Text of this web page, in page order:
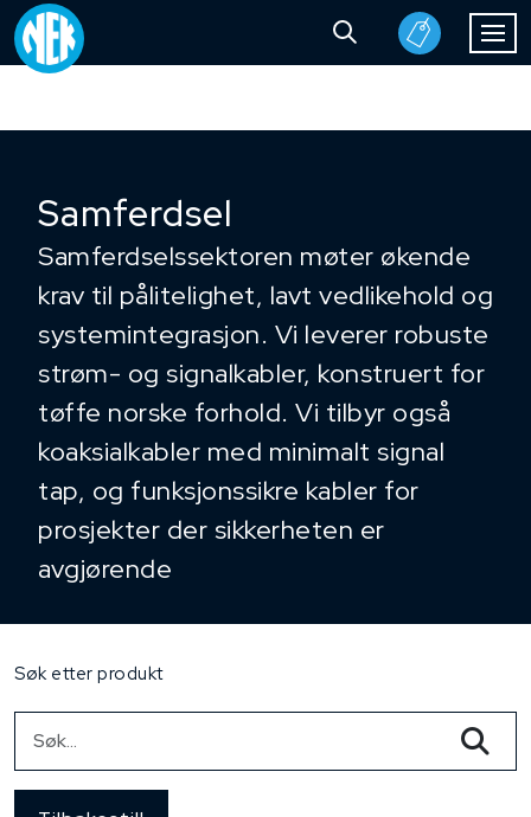
Samferdsel
Samferdselssektoren møter økende
krav til pålitelighet, lavt vedlikehold og
systemintegrasjon. Vi leverer robuste
strøm- og signalkabler, konstruert for
tøffe norske forhold. Vi tilbyr også
koaksialkabler med minimalt signal
tap, og funksjonssikre kabler for
prosjekter der sikkerheten er
avgjørende
Søk etter produkt